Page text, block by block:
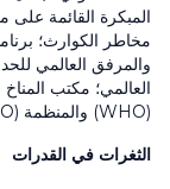
المبكرة القائمة
مخاطر الكوارث؛
و‏المرفق العالمي للحد
العالمي؛ مكتب
(WHO)
والمنظمة (WMO)
الثغرات في القدرات